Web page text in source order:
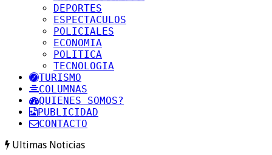
DEPORTES
ESPECTACULOS
POLICIALES
ECONOMIA
POLITICA
TECNOLOGIA
TURISMO
COLUMNAS
QUIENES SOMOS?
PUBLICIDAD
CONTACTO
Ultimas Noticias